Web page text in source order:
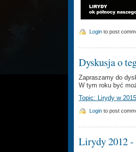
Login to post
Dyskusja o
Zapraszamy do
W tym roku być
Topic: Lirydy w
Login to post
Lirydy 2012 -